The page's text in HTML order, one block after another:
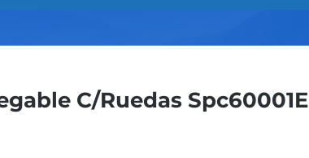
C/Ruedas Spc60001E